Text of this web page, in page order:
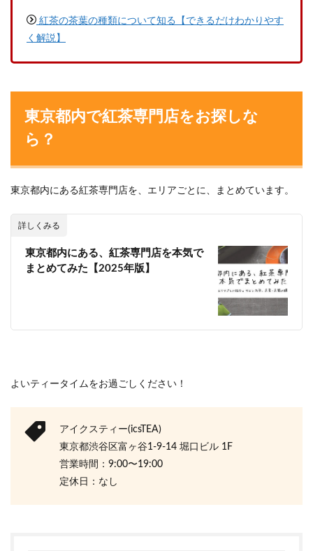
紅茶の茶葉の種類について知る【できるだけわかりやす
く解説】
東京都内で紅茶専門店をお探しな
ら？
東京都内にある紅茶専門店を、エリアごとに、まとめています。
詳しくみる
東京都内にある、紅茶専門店を本気で
まとめてみた【2025年版】
よいティータイムをお過ごしください！
アイクスティー(icsTEA)
東京都渋谷区富ヶ谷1-9-14 堀口ビル 1F
営業時間：9:00〜19:00
定休日：なし